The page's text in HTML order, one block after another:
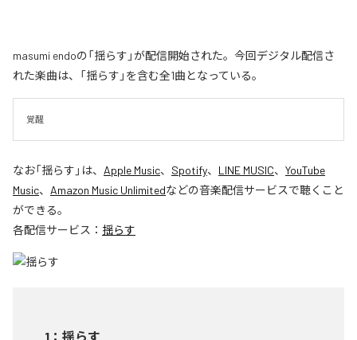
masumi endoの「揺らす」が配信開始された。今回デジタル配信さ
れた楽曲は、「揺らす」を含む全1曲となっている。
覚醒
なお「揺らす 」は、 Apple Music、 Spotify、 LINE MUSIC、 YouTube
Music、 Amazon Music Unlimitedなどの音楽配信サービスで聴くこと
ができる。
各配信サービス： 揺らす
1 ： 揺らす